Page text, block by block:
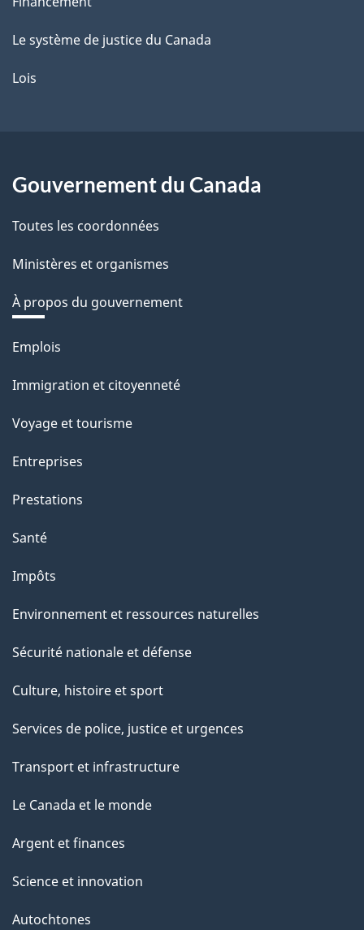
Le système de justice du Canada
Lois
Gouvernement du Canada
Toutes les coordonnées
Ministères et organismes
À propos du gouvernement
Thèmes
sujets
Emplois
Immigration et citoyenneté
Voyage et tourisme
Entreprises
Prestations
Santé
Impôts
Environnement et ressources naturelles
Sécurité nationale et défense
Culture, histoire et sport
Services de police, justice et urgences
Transport et infrastructure
Le Canada et le monde
Argent et finances
Science et innovation
Autochtones